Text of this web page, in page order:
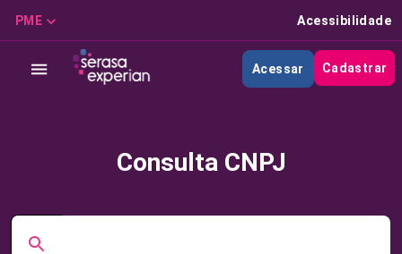
PME Acessibilidade
Acessar Cadastrar
Consulta CNPJ